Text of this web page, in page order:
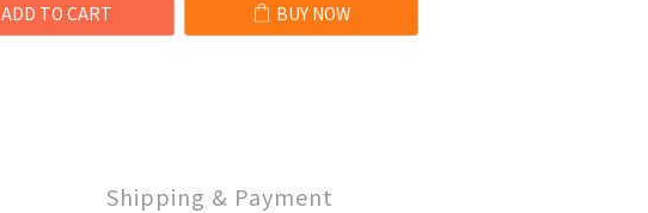
ADD TO CART BUY NOW
Shipping & Payment